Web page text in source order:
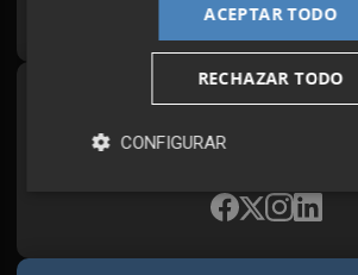
¡Quiero suscribirme!
Síguenos en
Plaza Podcast, desde
ACEPTAR TODO
RECHAZAR TODO
CONFIGURAR